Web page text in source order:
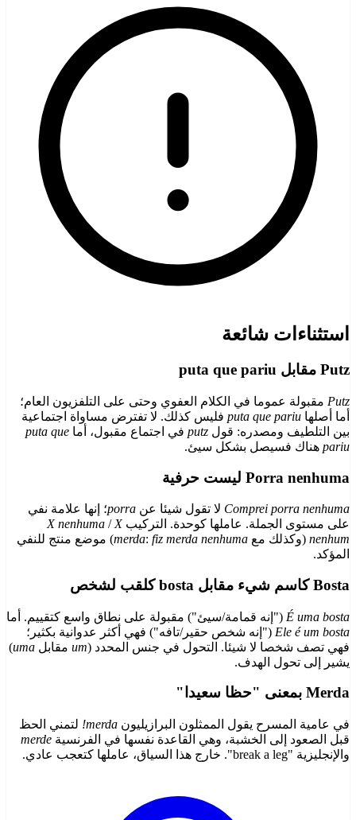
استثناءات شائعة
Putz مقابل puta que pariu
Putz مقبولة عموما في الكلام العفوي وحتى على التلفزيون العام؛
أما أصلها puta que pariu فليس كذلك. لا تفترض مساواة اجتماعية
بين التلطيف ومصدره: قول putz في اجتماع مقبول، أما puta que
pariu هناك فسيصل بشكل سيئ.
Porra nenhuma ليست حرفية
Comprei porra nenhuma لا تقول شيئا عن porra؛ إنها علامة نفي
على مستوى الجملة. عاملها كوحدة. التركيب
X nenhuma / X
nenhum (وكذلك مع merda: fiz merda nenhuma
) موضع منتج للنفي
المؤكد.
Bosta كاسم شيء مقابل bosta كلقب لشخص
É uma bosta ("إنه قمامة/سيئ") مقبولة على نطاق واسع كتقييم. أما
Ele é um bosta ("إنه شخص حقير/تافه") فهي أكثر عدوانية بكثير؛
فهي تصف شخصا لا شيئا. التحول في جنس المحدد (um مقابل uma
)
يشير إلى تحول الهدف.
Merda بمعنى "حظا سعيدا"
في عامية المسرح يقول الممثلون البرازيليون merda! لتمني الحظ
قبل الصعود إلى الخشبة، وهي القاعدة نفسها في الفرنسية merde
والإنجليزية "break a leg". خارج هذا السياق، عاملها كتعجب عادي.